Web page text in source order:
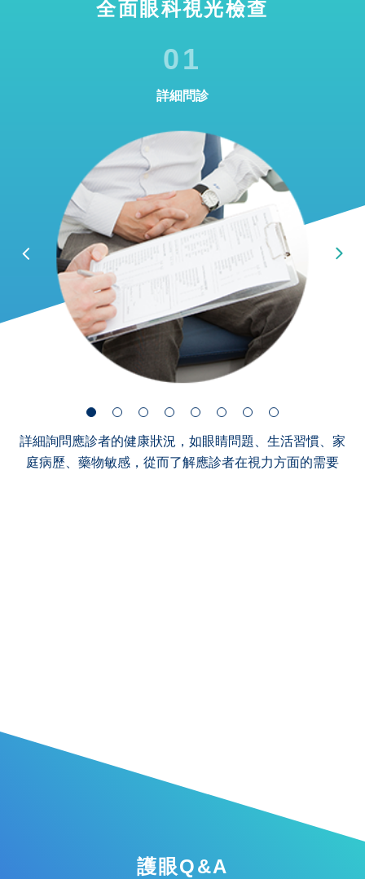
全面眼科視光檢查
01
詳細問診
詳細詢問應診者的健康狀況，如眼睛問題、生活習慣、家
庭病歷、藥物敏感，從而了解應診者在視力方面的需要
護眼Q&A